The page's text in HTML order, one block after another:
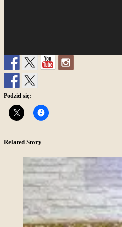
Podziel się:
Related Story